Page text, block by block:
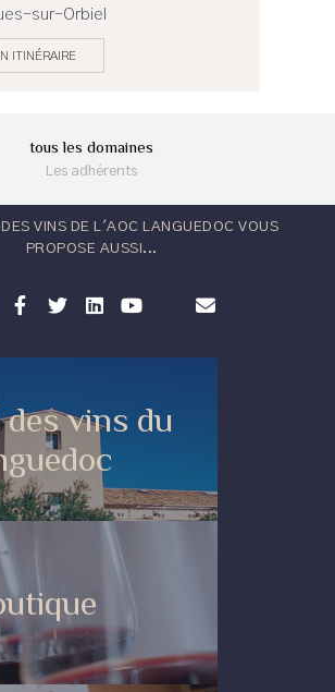
sur-Orbiel
ITINÉRAIRE
tous les domaines
Les adhérents
VINS DE L'AOC LANGUEDOC VOUS
PROPOSE AUSSI...
vins du